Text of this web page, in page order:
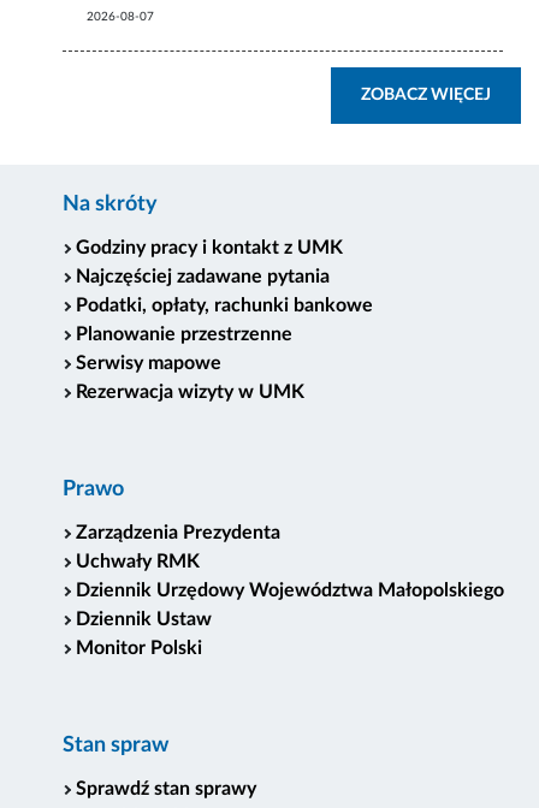
2026-08-07
ZOBACZ WIĘCEJ
Na skróty
Godziny pracy i kontakt z UMK
Najczęściej zadawane pytania
Podatki, opłaty, rachunki bankowe
Planowanie przestrzenne
Serwisy mapowe
Rezerwacja wizyty w UMK
Prawo
Zarządzenia Prezydenta
Uchwały RMK
Dziennik Urzędowy Województwa Małopolskiego
Dziennik Ustaw
Monitor Polski
Stan spraw
Sprawdź stan sprawy